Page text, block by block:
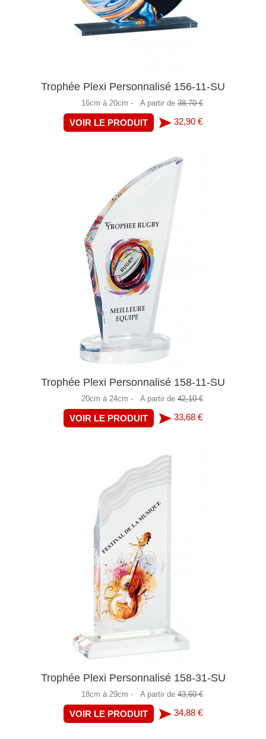
Trophée Plexi Personnalisé 156-11-SU
16cm à 20cm - A partir de 38,70 €
VOIR LE PRODUIT 32,90 €
Trophée Plexi Personnalisé 158-11-SU
20cm à 24cm - A partir de 42,10 €
VOIR LE PRODUIT 33,68 €
Trophée Plexi Personnalisé 158-31-SU
18cm à 29cm - A partir de 43,60 €
VOIR LE PRODUIT 34,88 €